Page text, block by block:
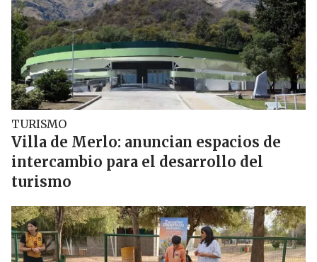
TURISMO
Villa de Merlo: anuncian espacios de
intercambio para el desarrollo del
turismo